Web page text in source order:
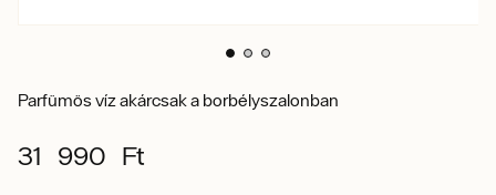
Parfümös víz akárcsak a borbélyszalonban
31 990 Ft